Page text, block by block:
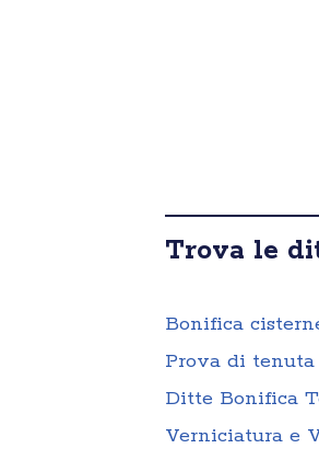
Trova le
Bonifica
Prova di tenuta
Ditte Bonifica
Verniciatura e